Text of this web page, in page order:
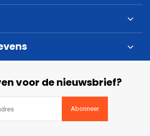
voor de nieuwsbrief?
Abonneer